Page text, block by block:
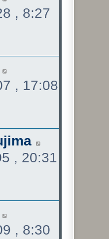
, 8:27
, 17:08
, 20:31
, 8:30